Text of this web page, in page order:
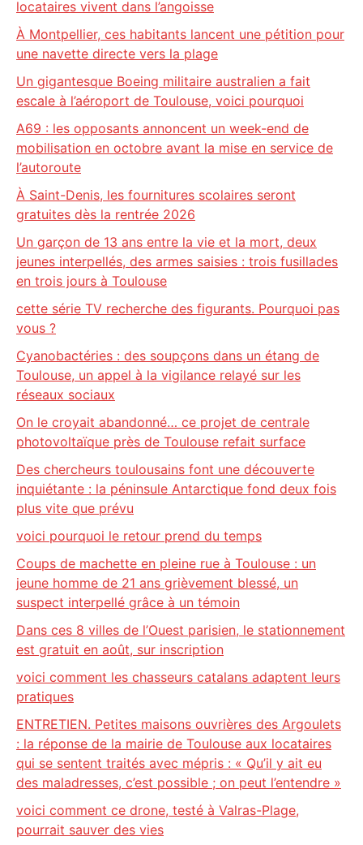
locataires vivent dans l’angoisse
À Montpellier, ces habitants lancent une pétition pour
une navette directe vers la plage
Un gigantesque Boeing militaire australien a fait
escale à l’aéroport de Toulouse, voici pourquoi
A69 : les opposants annoncent un week-end de
mobilisation en octobre avant la mise en service de
l’autoroute
À Saint-Denis, les fournitures scolaires seront
gratuites dès la rentrée 2026
Un garçon de 13 ans entre la vie et la mort, deux
jeunes interpellés, des armes saisies : trois fusillades
en trois jours à Toulouse
cette série TV recherche des figurants. Pourquoi pas
vous ?
Cyanobactéries : des soupçons dans un étang de
Toulouse, un appel à la vigilance relayé sur les
réseaux sociaux
On le croyait abandonné… ce projet de centrale
photovoltaïque près de Toulouse refait surface
Des chercheurs toulousains font une découverte
inquiétante : la péninsule Antarctique fond deux fois
plus vite que prévu
voici pourquoi le retour prend du temps
Coups de machette en pleine rue à Toulouse : un
jeune homme de 21 ans grièvement blessé, un
suspect interpellé grâce à un témoin
Dans ces 8 villes de l’Ouest parisien, le stationnement
est gratuit en août, sur inscription
voici comment les chasseurs catalans adaptent leurs
pratiques
ENTRETIEN. Petites maisons ouvrières des Argoulets
: la réponse de la mairie de Toulouse aux locataires
qui se sentent traités avec mépris : « Qu’il y ait eu
des maladresses, c’est possible ; on peut l’entendre »
voici comment ce drone, testé à Valras-Plage,
pourrait sauver des vies